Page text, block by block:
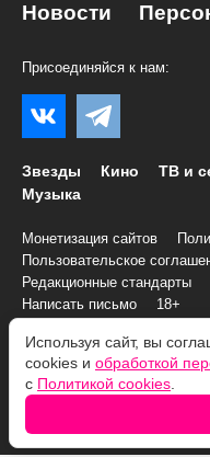
Новости
Присоединяйся к нам:
Звезды Кино ТВ и
Музыка
Монетизация сайтов
Пользовательское
Редакционные стандарты
Написать письмо
18+
© 2007–2026 Все права и
«ПОПКОРНNEWS»
При копировании
Используя сайт, вы
cookies и обработкой
с Политикой cookies